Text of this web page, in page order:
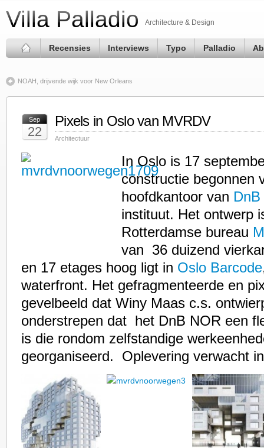
Villa Palladio Architecture & Design
Recensies Interviews Typo Palladio
NOAH, drijvende wijk voor New Orleans
Sep
22
Pixels in Oslo van MVRDV
Architectuur
In Oslo is 17
constructie begonnen
hoofdkantoor van
instituut. Het ontwerp
Rotterdamse bureau
van 36 duizend
en 17 etages hoog ligt in Oslo Barcode
waterfront. Het gefragmenteerde en
gevelbeeld dat Winy Maas c.s.
onderstrepen dat het DnB NOR een
is die rondom zelfstandige
georganiseerd. Oplevering verwacht